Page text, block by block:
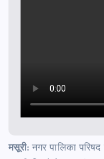
मसूरी:नगर पालिका